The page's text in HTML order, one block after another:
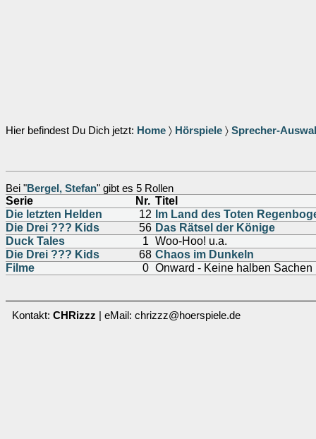
Hier befindest Du Dich jetzt: Home 〉 Hörspiele 〉 Sprecher-
Bei "Bergel, Stefan" gibt es 5 Rollen
Serie Nr. Titel
Die letzten Helden
12
Im Land des Toten
Die Drei ??? Kids
56 Das Rätsel der Könige
Duck Tales
1 Woo-Hoo! u.a.
Die Drei ??? Kids
68 Chaos im Dunkeln
Filme
0 Onward - Keine halben Sachen
Kontakt: CHRizzz | eMail: chrizzz@hoerspiele.de